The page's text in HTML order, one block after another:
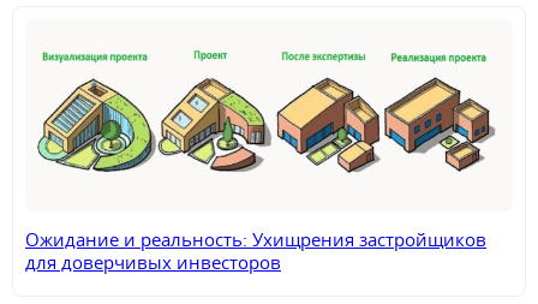
Ожидание и реальность: Ухищрения застройщиков
для доверчивых инвесторов